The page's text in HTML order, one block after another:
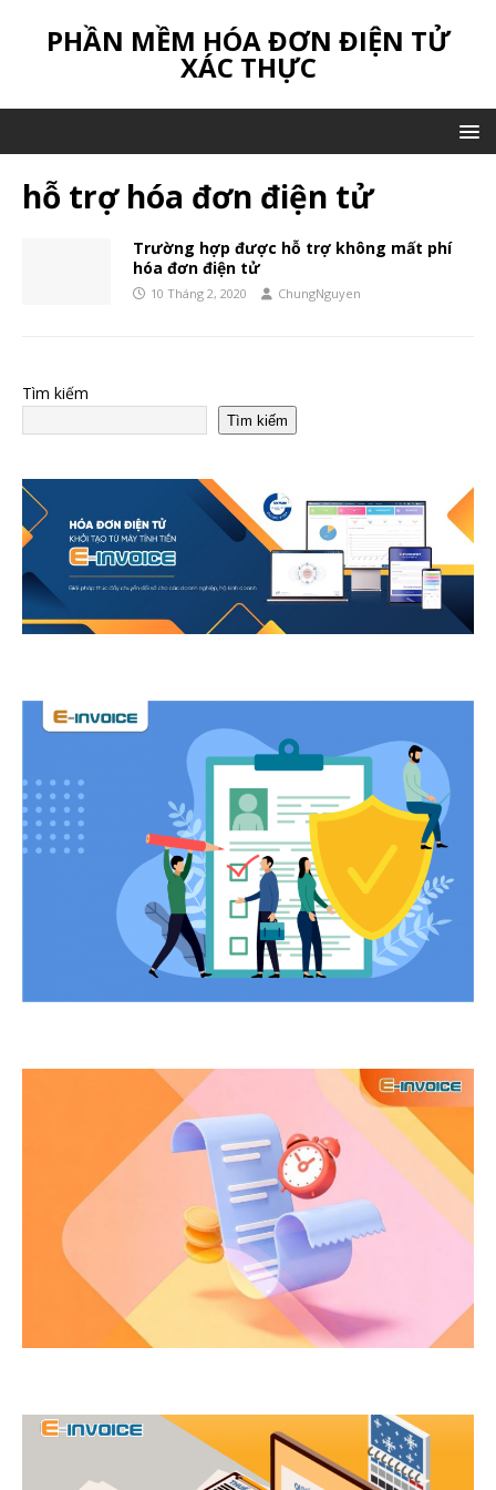
PHẦN MỀM HÓA ĐƠN ĐIỆN TỬ
XÁC THỰC
hỗ trợ hóa đơn điện tử
Trường hợp được hỗ trợ không mất phí
hóa đơn điện tử
10 Tháng 2, 2020 ChungNguyen
Tìm kiếm
Tìm kiếm